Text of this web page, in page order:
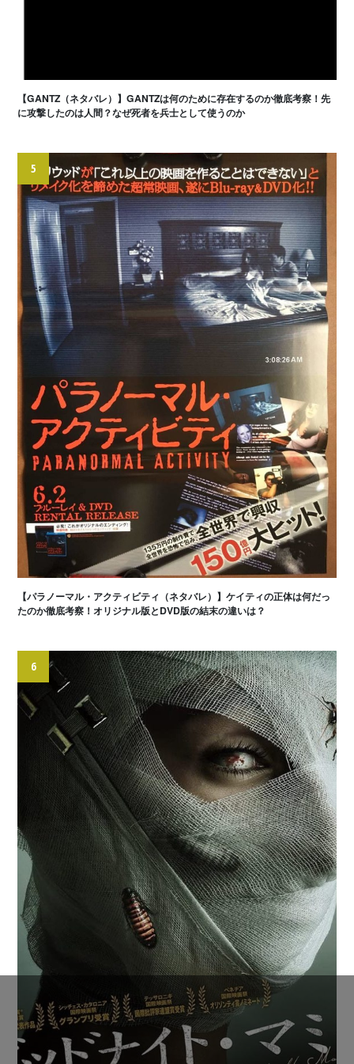
【GANTZ（ネタバレ）】GANTZは何のために存在するのか徹底考察！先
に攻撃したのは人間？なぜ死者を兵士として使うのか
5
【パラノーマル・アクティビティ（ネタバレ）】ケイティの正体は何だっ
たのか徹底考察！オリジナル版とDVD版の結末の違いは？
6